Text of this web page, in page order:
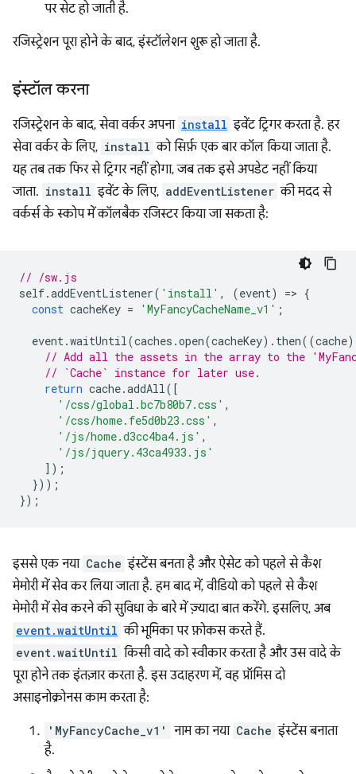
पर सेट हो जाती है.
रजिस्ट्रेशन पूरा होने के बाद, इंस्टॉलेशन शुरू हो जाता है.
इंस्टॉल करना
रजिस्ट्रेशन के बाद, सेवा वर्कर अपना install इवेंट ट्रिगर करता है. हर
सेवा वर्कर के लिए, install को सिर्फ़ एक बार कॉल किया जाता है.
यह तब तक फिर से ट्रिगर नहीं होगा, जब तक इसे अपडेट नहीं किया
जाता. install इवेंट के लिए, addEventListener की मदद से
वर्कर्स के स्कोप में कॉलबैक रजिस्टर किया जा सकता है:
// /sw.js
self.addEventListener( 'install' , (event) => {
const cacheKey = 'MyFancyCacheName_v1' ;
event.waitUntil(caches .open(cacheKey). then((cache)
// Add all the assets in the array to the
// `Cache` instance for later use.
return cache.addAll([
'/css/global.bc7b80b7.css' ,
'/css/home.fe5d0b23.css' ,
'/js/home.d3cc4ba4.js' ,
'/js/jquery.43ca4933.js'
]);
}));
});
इससे एक नया Cache इंस्टेंस बनता है और ऐसेट को पहले से कैश
मेमोरी में सेव कर लिया जाता है. हम बाद में, वीडियो को पहले से कैश
मेमोरी में सेव करने की सुविधा के बारे में ज़्यादा बात करेंगे. इसलिए, अब
event.waitUntil की भूमिका पर फ़ोकस करते हैं.
event.waitUntil किसी वादे को स्वीकार करता है और उस वादे के
पूरा होने तक इंतज़ार करता है. इस उदाहरण में, वह प्रॉमिस दो
असाइनोक्रोनस काम करता है:
'MyFancyCache_v1' नाम का नया Cache इंस्टेंस बनाता
है.